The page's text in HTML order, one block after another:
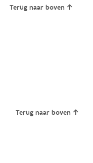
Terug naar boven
Terug naar boven